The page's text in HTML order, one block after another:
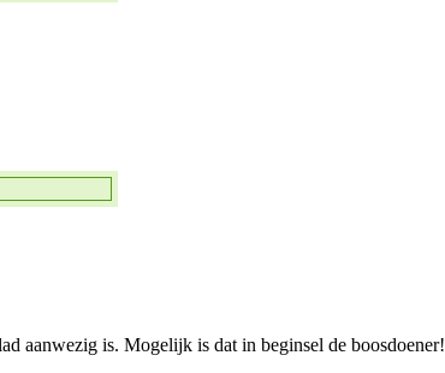
aanwezig is. Mogelijk is dat in beginsel de boosdoener!